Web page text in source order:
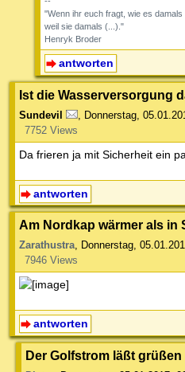
"Wenn ihr euch fragt, wie es
weil sie damals (...)."
Henryk Broder
antworten
Ist die Wasserversorgung
Sundevil Donnerstag,
7752 Views
Da frieren ja mit Sicherheit ein
antworten
Am Nordkap wärmer als in
Zarathustra, Donnerstag,
7946 Views
antworten
Der Golfstrom läßt grüßen